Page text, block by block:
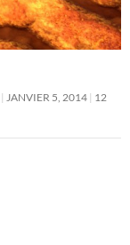
JANVIER 5, 2014 12